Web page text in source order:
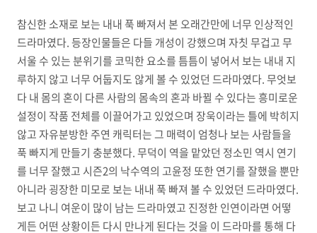
참신한 소재로 보는 내내 푹 빠져서 본 오래간만에 너무 인상적인
드라마였다. 등장인물들은 다들 개성이 강했으며 자칫 무겁고 무
서울 수 있는 분위기를 코믹한 요소를 틈틈이 넣어서 보는 내내 지
루하지 않고 너무 어둡지도 않게 볼 수 있었던 드라마였다. 무엇보
다 내 몸의 혼이 다른 사람의 몸속의 혼과 바뀔 수 있다는 흥미로운
설정이 작품 전체를 이끌어가고 있었으며 장욱이라는 틀에 박히지
않고 자유분방한 주연 캐릭터는 그 매력이 엄청나 보는 사람들을
푹 빠지게 만들기 충분했다. 무덕이 역을 맡았던 정소민 역시 연기
를 너무 잘했고 시즌2의 낙수역의 고윤정 또한 연기를 잘했을 뿐만
아니라 굉장한 미모로 보는 내내 푹 빠져 볼 수 있었던 드라마였다.
보고 나니 여운이 많이 남는 드라마였고 진정한 인연이라면 어떻
게든 어떤 상황이든 다시 만나게 된다는 것을 이 드라마를 통해 다